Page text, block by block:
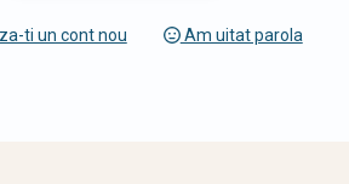
ti un cont nou Am uitat parola